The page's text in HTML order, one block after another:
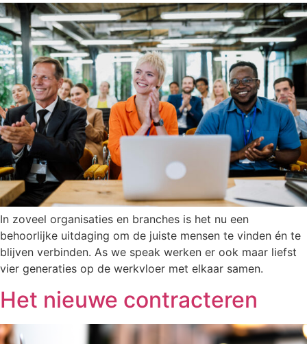
In zoveel organisaties en branches is het nu een
behoorlijke uitdaging om de juiste mensen te vinden én te
blijven verbinden. As we speak werken er ook maar liefst
vier generaties op de werkvloer met elkaar samen.
Het nieuwe contracteren